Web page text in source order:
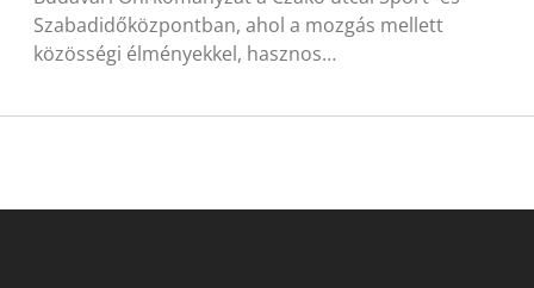
Szabadidőközpontban, ahol a mozgás mellett
közösségi élményekkel, hasznos…